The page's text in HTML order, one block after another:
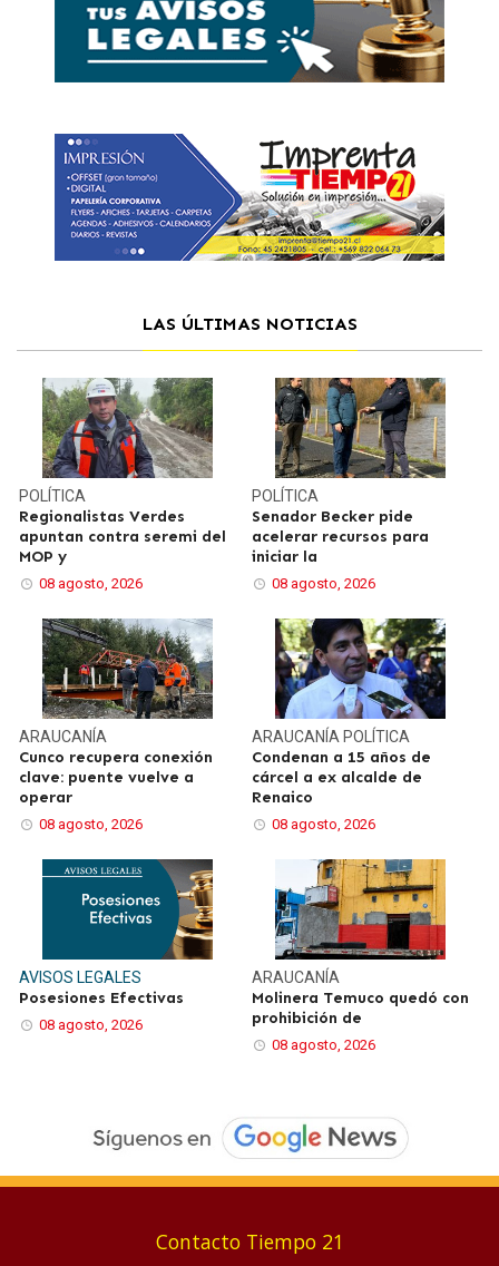
LAS ÚLTIMAS NOTICIAS
POLÍTICA
Regionalistas Verdes
apuntan contra seremi del
MOP y
08 agosto, 2026
POLÍTICA
Senador Becker pide
acelerar recursos para
iniciar la
08 agosto, 2026
ARAUCANÍA
Cunco recupera conexión
clave: puente vuelve a
operar
08 agosto, 2026
ARAUCANÍA POLÍTICA
Condenan a 15 años de
cárcel a ex alcalde de
Renaico
08 agosto, 2026
AVISOS LEGALES
Posesiones Efectivas
08 agosto, 2026
ARAUCANÍA
Molinera Temuco quedó con
prohibición de
08 agosto, 2026
Contacto Tiempo 21